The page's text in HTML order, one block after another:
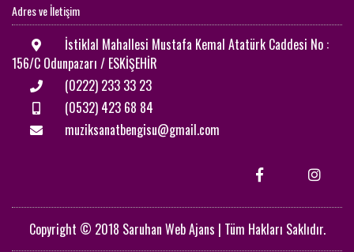
Adres ve İletişim
İstiklal Mahallesi Mustafa Kemal Atatürk Caddesi No :
156/C Odunpazarı / ESKİŞEHİR
(0222) 233 33 23
(0532) 423 68 84
muziksanatbengisu@gmail.com
Copyright © 2018 Saruhan Web Ajans | Tüm Hakları Saklıdır.